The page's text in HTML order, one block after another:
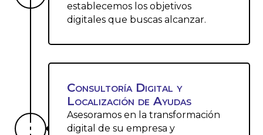
establecemos los objetivos
digitales que buscas alcanzar.

Consultoría Digital y
Localización de Ayudas
Asesoramos en la transformación
digital de su empresa y